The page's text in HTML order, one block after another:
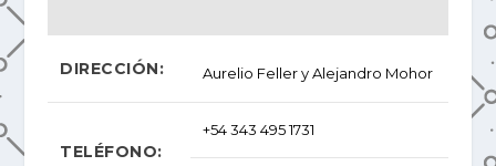
DIRECCIÓN: Aurelio Feller y Alejandro Mohor
TELÉFONO:
+54 343 495 1731